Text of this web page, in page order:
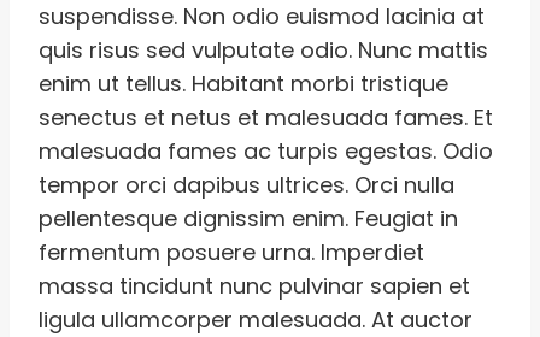
suspendisse. Non odio euismod lacinia at
quis risus sed vulputate odio. Nunc mattis
enim ut tellus. Habitant morbi tristique
senectus et netus et malesuada fames. Et
malesuada fames ac turpis egestas. Odio
tempor orci dapibus ultrices. Orci nulla
pellentesque dignissim enim. Feugiat in
fermentum posuere urna. Imperdiet
massa tincidunt nunc pulvinar sapien et
ligula ullamcorper malesuada. At auctor